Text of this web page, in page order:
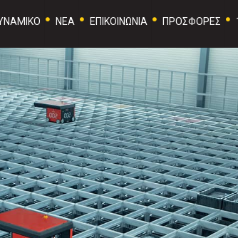
ΝΕΑ ΕΠΙΚΟΙΝΩΝΙΑ ΠΡΟΣΦΟΡΕΣ